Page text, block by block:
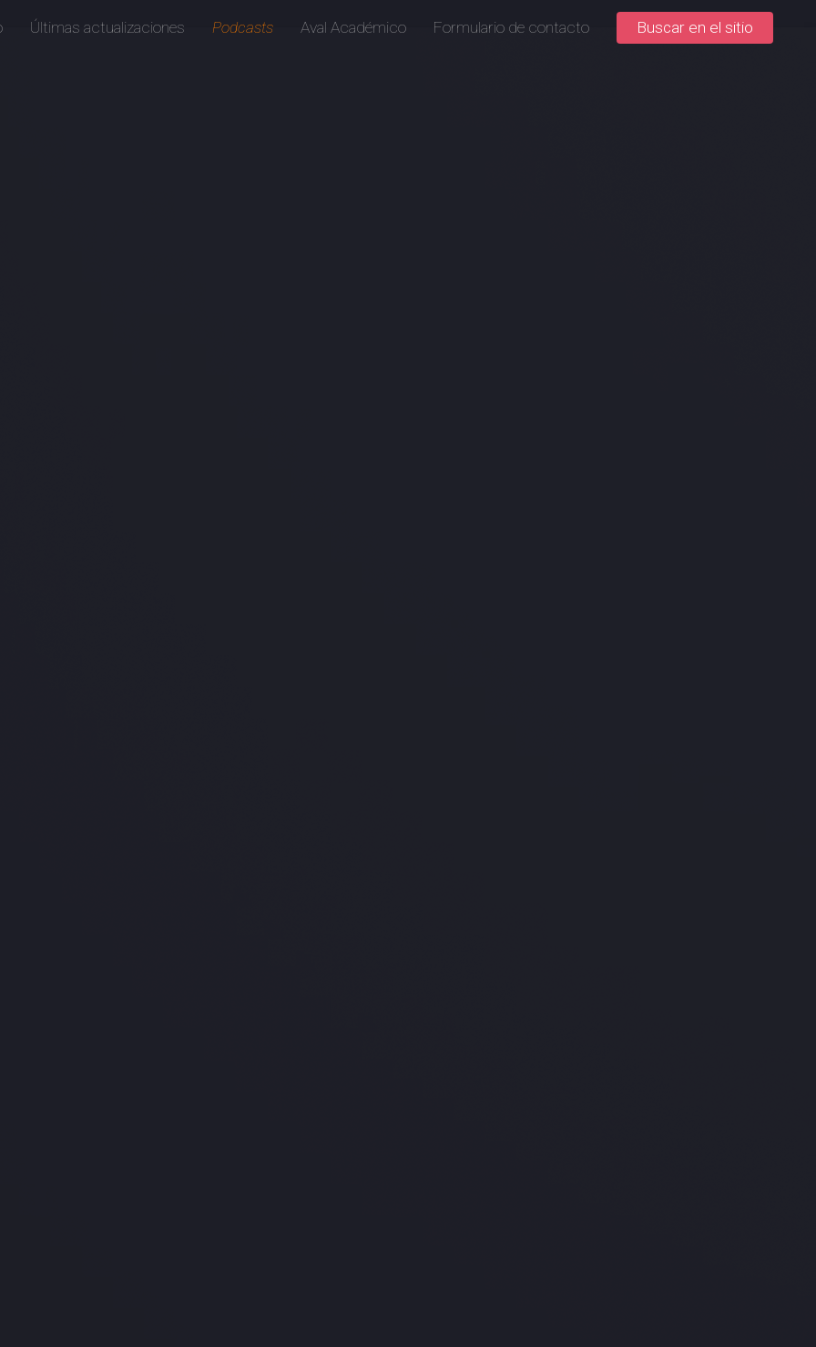
Últimas actualizaciones Podcasts Aval Académico Formulario de contacto Buscar en el sitio